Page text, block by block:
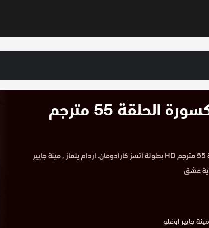
مسلسل حيوات مكسورة الحلقة 55 مترجم
مشاهدة مسلسل حيوات مكسورة الحلقة 55 مترجم HD بطولة اتسز كارادومان. اردام يلماز , مينة جايير
مينة جايير اوغلو